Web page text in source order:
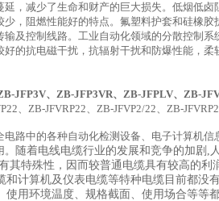
，减少了生命和财产的巨大损失。低烟低
，阻燃性能好的特点。氟塑料护套和硅橡
及控制线路。工业自动化领域的分散控制
的抗电磁干扰，抗辐射干扰和防爆性能，
JFP3V、ZB-JFP3VR、ZB-JFPLV、ZB-
、ZB-JFVRP22、ZB-JFVP2/22、ZB-
路中的各种自动化检测设备、电子计算机
随着电线电缆行业的发展和竞争的加剧,
其特殊性，因而较普通电缆具有较高的利
计算机及仪表电缆等特种电缆目前都没
用环境温度、规格截面、使用场合等等